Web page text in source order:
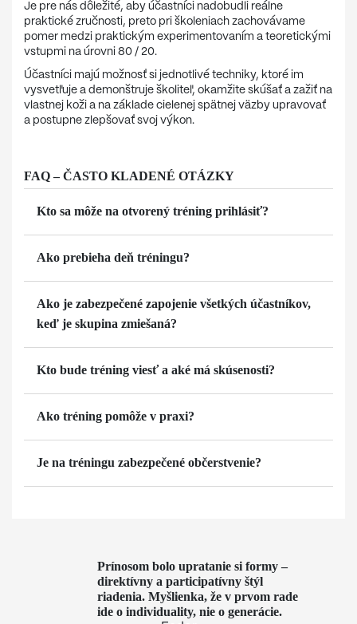
Je pre nás dôležité, aby účastníci nadobudli reálne
praktické zručnosti, preto pri školeniach zachovávame
pomer medzi praktickým experimentovaním a teoretickými
vstupmi na úrovni 80 / 20.
Účastníci majú možnosť si jednotlivé techniky, ktoré im
vysvetľuje a demonštruje školiteľ, okamžite skúšať a zažiť na
vlastnej koži a na základe cielenej spätnej väzby upravovať
a postupne zlepšovať svoj výkon.
FAQ – ČASTO KLADENÉ OTÁZKY
Kto sa môže na otvorený tréning prihlásiť?
Ako prebieha deň tréningu?
Ako je zabezpečené zapojenie všetkých účastníkov,
keď je skupina zmiešaná?
Kto bude tréning viesť a aké má skúsenosti?
Ako tréning pomôže v praxi?
Je na tréningu zabezpečené občerstvenie?
Prínosom bolo upratanie si formy –
direktívny a participatívny štýl
riadenia. Myšlienka, že v prvom rade
ide o individuality, nie o generácie.